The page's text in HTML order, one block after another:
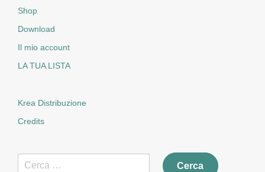
Shop
Download
Il mio account
LA TUA LISTA
Krea Distribuzione
Credits